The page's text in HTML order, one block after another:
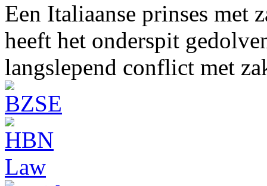
Een Italiaanse prinses met
heeft het onderspit
langslepend conflict met